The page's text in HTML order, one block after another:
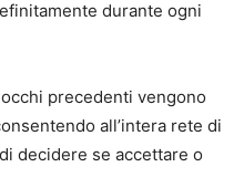
durante ogni
precedenti vengono
all’intera rete di
decidere se accettare o